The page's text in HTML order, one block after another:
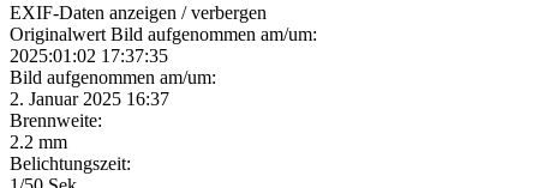
EXIF-Daten anzeigen / verbergen
Originalwert Bild aufgenommen am/um:
2025:01:02 17:37:35
Bild aufgenommen am/um:
2. Januar 2025 16:37
Brennweite:
2.2 mm
Belichtungszeit: